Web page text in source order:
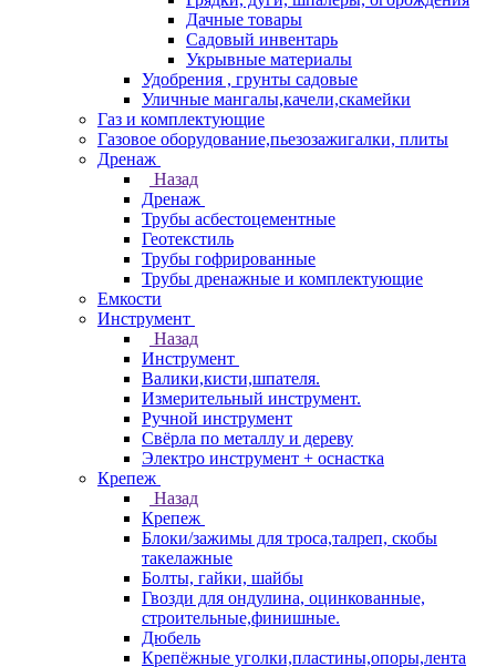
Дачные товары
Садовый инвентарь
Укрывные материалы
Удобрения , грунты садовые
Уличные мангалы,качели,скамейки
Газ и комплектующие
Газовое оборудование,пьезозажигалки, плиты
Дренаж
Назад
Дренаж
Трубы асбестоцементные
Геотекстиль
Трубы гофрированные
Трубы дренажные и комплектующие
Емкости
Инструмент
Назад
Инструмент
Валики,кисти,шпателя.
Измерительный инструмент.
Ручной инструмент
Свёрла по металлу и дереву
Электро инструмент + оснастка
Крепеж
Назад
Крепеж
Блоки/зажимы для троса,талреп, скобы
такелажные
Болты, гайки, шайбы
Гвозди для ондулина, оцинкованные,
строительные,финишные.
Дюбель
Крепёжные уголки,пластины,опоры,лента